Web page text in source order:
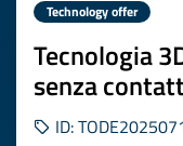
Technology offer
Tecnologia
senza
ID: